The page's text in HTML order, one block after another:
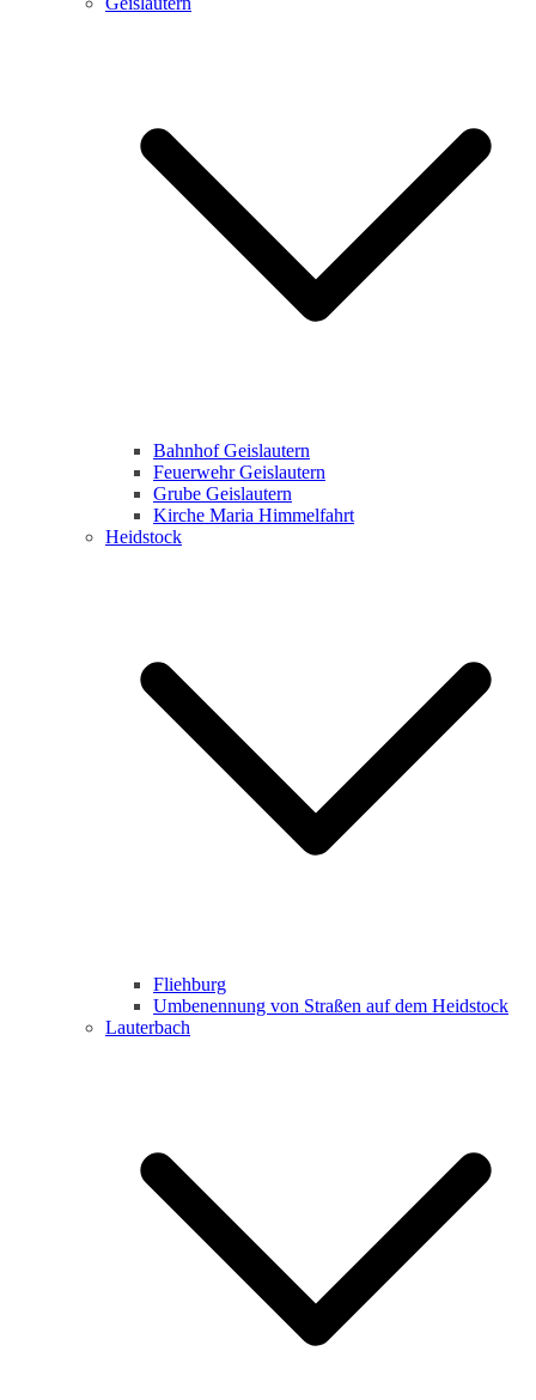
Bahnhof Geislautern
Feuerwehr Geislautern
Grube Geislautern
Kirche Maria Himmelfahrt
Heidstock
Fliehburg
Umbenennung von Straßen auf dem Heidstock
Lauterbach